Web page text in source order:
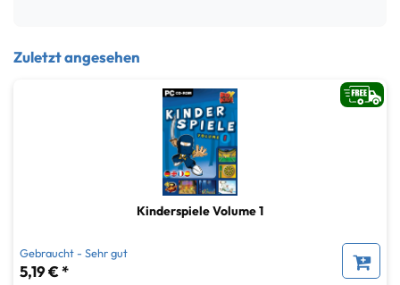
Zuletzt angesehen
Kinderspiele Volume 1
Gebraucht - Sehr gut
5,19 € *